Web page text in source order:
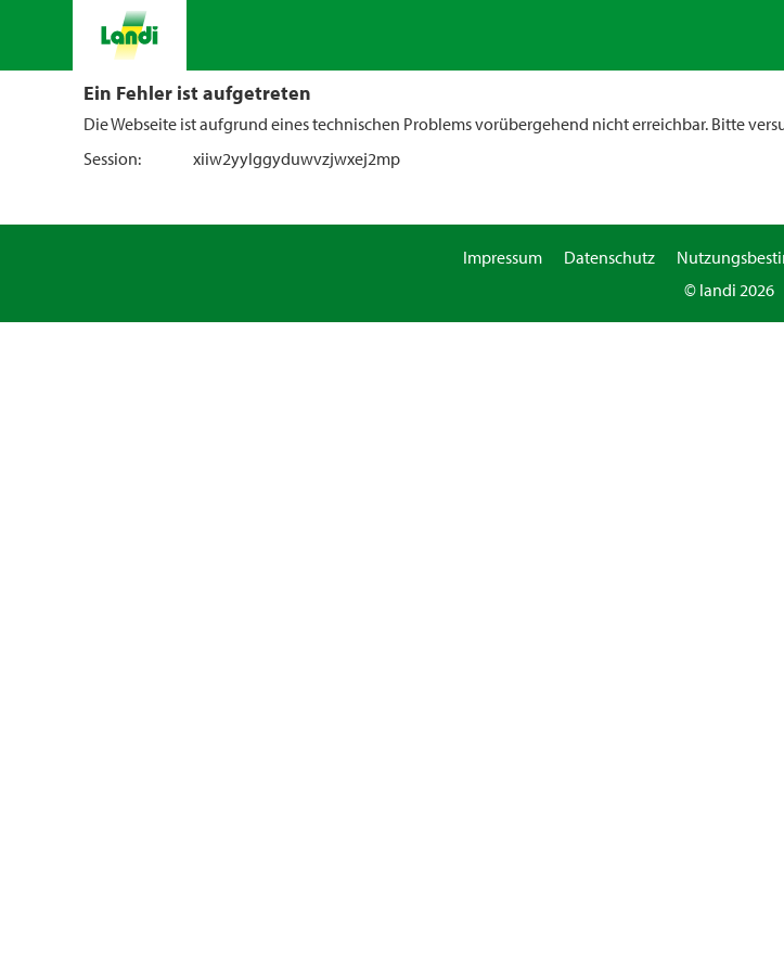
Ein Fehler ist aufgetreten
Die Webseite ist aufgrund eines technischen Problems vorübergehend nicht erreichbar. Bitte
Session:
xiiw2yylggyduwvzjwxej2mp
Impressum Datenschutz
© landi 2026